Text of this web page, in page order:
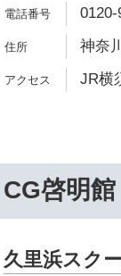
0120-
神奈
JR横
CG啓明館
久里浜スク